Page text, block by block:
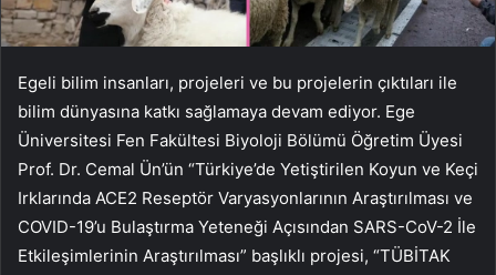
Egeli bilim insanları, projeleri ve bu projelerin çıktıları ile
bilim dünyasına katkı sağlamaya devam ediyor. Ege
Üniversitesi Fen Fakültesi Biyoloji Bölümü Öğretim Üyesi
Prof. Dr. Cemal Ün’ün “Türkiye’de Yetiştirilen Koyun ve Keçi
Irklarında ACE2 Reseptör Varyasyonlarının Araştırılması ve
COVID-19’u Bulaştırma Yeteneği Açısından SARS-CoV-2 İle
Etkileşimlerinin Araştırılması” başlıklı projesi, “TÜBİTAK